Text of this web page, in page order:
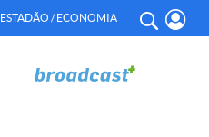
ESTADÃO / ECONOMIA